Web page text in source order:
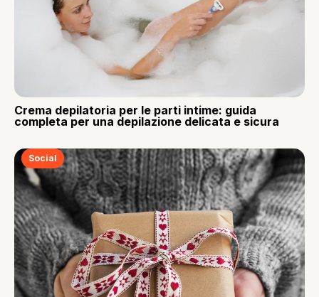
Crema depilatoria per le parti intime: guida
completa per una depilazione delicata e sicura
Social